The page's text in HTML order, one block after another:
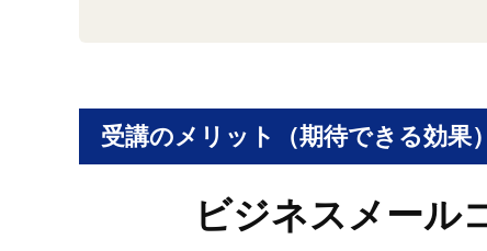
受講のメリット（期待できる効果）
ビジネスメール